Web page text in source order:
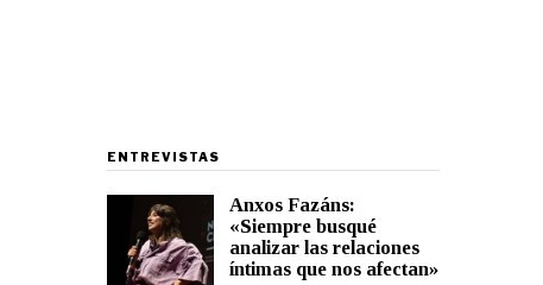
ENTREVISTAS
Anxos Fazáns:
«Siempre busqué
analizar las relaciones
íntimas que nos afectan»